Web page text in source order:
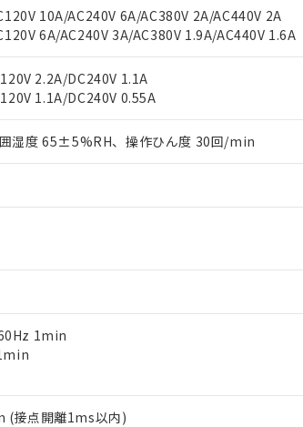
10A/AC240V 6A/AC380V 2A/AC440V 2A
6A/AC240V 3A/AC380V 1.9A/AC440V 1.6A
2.2A/DC240V 1.1A
1.1A/DC240V 0.55A
湿度 65±5%RH、操作ひん度 30回/min
1min
(接点開離1ms以内)
器事業取扱商品の当社在庫状況および標準価格(
の中には、本サービスの対象外となる商品もあ
での実際の在庫および標準価格とは異なる場合
価格はお客様のお取引先、またはお客様担当の
さい。
当社販売拠点は「販売ネットワーク
」をご確
果を当社の事前の承諾なく第三者に漏洩または
ト作成サービス）をご利用いただくには、I-
で当社にご登録された部品リストについて、当
、"個人情報の共同利用に関して"
の「1.共同利
以下、 カドミウム(Cd) 100ppm以下、
化ビフェニル類(PBB) 1000ppm以下、ポリ臭化ジフェニル
機器に対する適用除外項目は除く。
閾値を超える意図的な使用がないことを確認しています。
り、予定月が前後することがあります。
ド
ドすることができます。
有証明書
準）
を証明するもので、過去に遡って非含有を証明
ステル類４物質の対応では、対応完了までの期
を記載しておりました。
部門へお問い合わせください。
：
、 Cd(カドミウム) : 100ppm、
リ臭化ビフェニル類) : 1000ppm、 PBDEs(ポリ臭化ジフェニ
フタル酸ジイソブチル) : 1000ppm、 BBP(フタル酸ブチル
)) : 1000ppm
すべてが基準値以下であることを示します。
いて有害物質が外部に漏えいし、環境に深刻な
うち、外国為替および外国貿易法に定める商品
提供する場合は、日本国政府の輸出許可(または
場合は、完全に破砕するなど、違法に輸出され
、ミサイル、化学兵器、生物兵器またはその他
に販売する場合は、上記1、2および3の内容を
販売に係わる関係者が違法に輸出するおそれが
り
在庫あり
状況については、お客様のお取引先、またはお客
員にご確認ください)
庫状況の情報を公開していない機種